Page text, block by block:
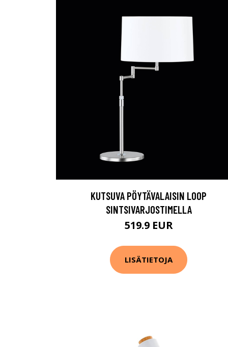
KUTSUVA PÖYTÄVALAISIN LOOP
SINTSIVARJOSTIMELLA
519.9 EUR
LISÄTIETOJA